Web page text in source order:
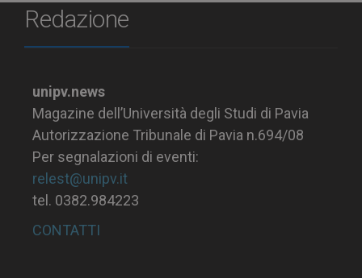
Redazione
unipv.news
Magazine dell’Università degli Studi di Pavia
Autorizzazione Tribunale di Pavia n.694/08
Per segnalazioni di eventi:
relest@unipv.it
tel. 0382.984223
CONTATTI